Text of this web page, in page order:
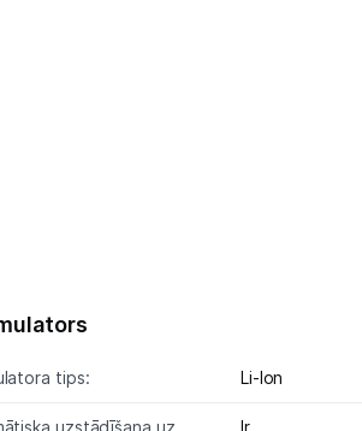
tips: Li-lon
uzstādīšana uz
Ir